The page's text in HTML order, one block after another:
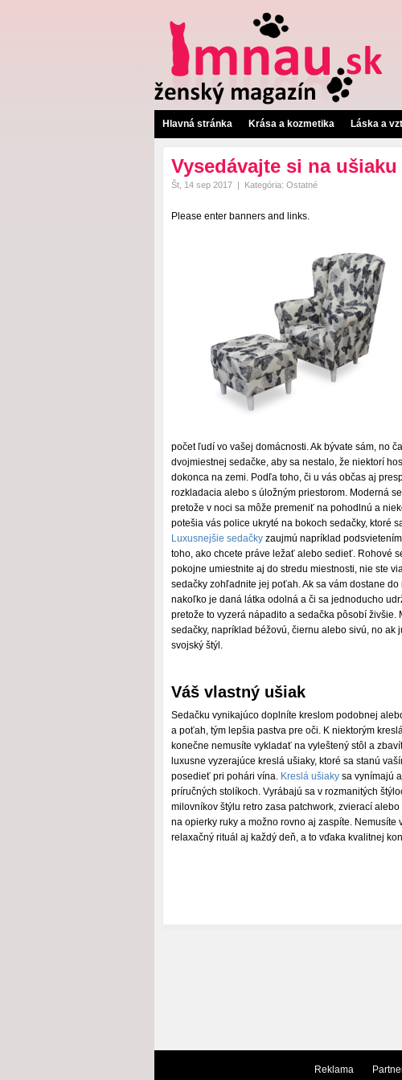
Hlavná stránka Krása a kozmetika Láska a
Vysedávajte si na
Št, 14 sep 2017 | Kategória: Ostatné
Please enter banners and links.
počet ľudí vo vašej domácnosti. Ak bývate sám, no
dvojmiestnej sedačke, aby sa nestalo, že niektorí
dokonca na zemi. Podľa toho, či u vás občas aj
rozkladacia alebo s úložným priestorom. Moderná
pretože v noci sa môže premeniť na pohodlnú a
potešia vás police ukryté na bokoch sedačky, ktoré
Luxusnejšie sedačky zaujmú napríklad
toho, ako chcete práve ležať alebo sedieť. Rohové
pokojne umiestnite aj do stredu miestnosti, nie ste
sedačky zohľadnite jej poťah. Ak sa vám dostane
nakoľko je daná látka odolná a či sa jednoducho
pretože to vyzerá nápadito a sedačka pôsobí
sedačky, napríklad béžovú, čiernu alebo sivú, no
svojský štýl.
Váš vlastný ušiak
Sedačku vynikajúco doplníte kreslom podobnej
a poťah, tým lepšia pastva pre oči. K niektorým
konečne nemusíte vykladať na vyleštený stôl a
luxusne vyzerajúce kreslá ušiaky, ktoré sa stanú
posedieť pri pohári vína. Kreslá ušiaky sa vynímajú
príručných stolíkoch. Vyrábajú sa v rozmanitých
milovníkov štýlu retro zasa patchwork, zvierací
na opierky ruky a možno rovno aj zaspíte.
relaxačný rituál aj každý deň, a to vďaka kvalitnej
Reklama